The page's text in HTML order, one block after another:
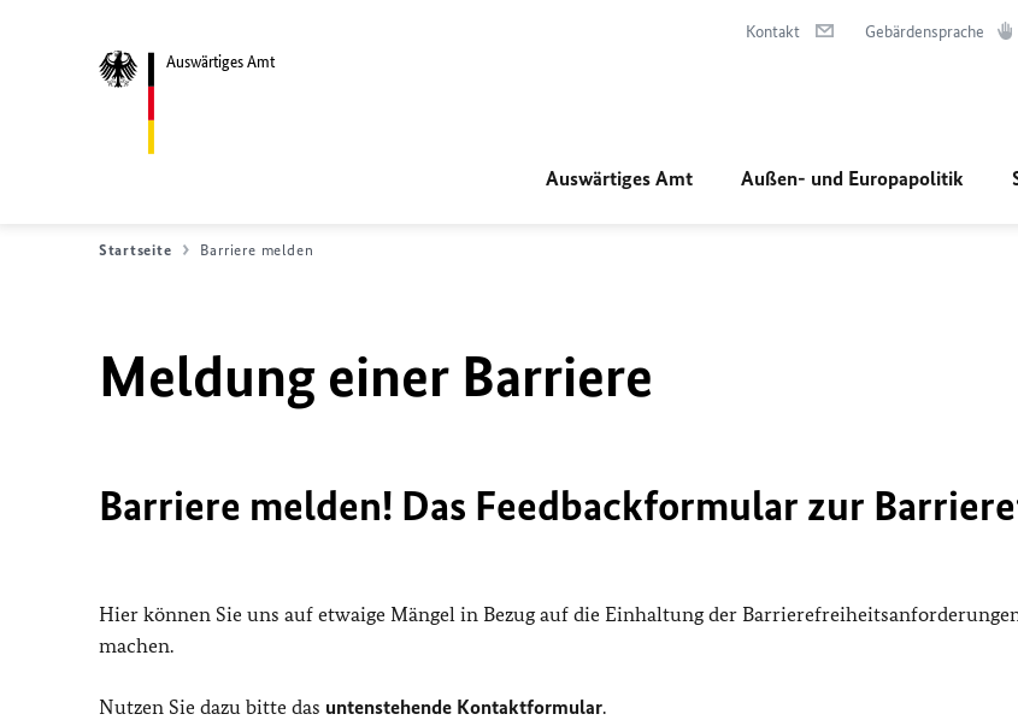
Auswärtiges Amt
Kontakt Gebärdensprache
Auswärtiges Amt Außen- und Europapolitik
Startseite Barriere melden
Meldung einer Barriere
Barriere melden! Das Feedbackformular zur
Hier können Sie uns auf etwaige Mängel in Bezug auf die Einhaltung der
machen.
Nutzen Sie dazu bitte das untenstehende Kontaktformular.